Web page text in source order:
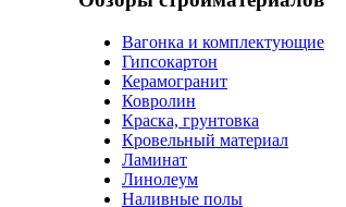
Вагонка и комплектующие
Гипсокартон
Керамогранит
Ковролин
Краска, грунтовка
Кровельный материал
Ламинат
Линолеум
Наливные полы